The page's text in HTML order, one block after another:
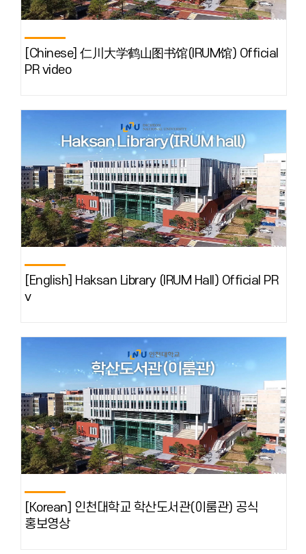
[Chinese] 仁川大学鹤山图书馆(IRUM馆) Official
PR video
[English] Haksan Library (IRUM Hall) Official PR
v
[Korean] 인천대학교 학산도서관(이룸관) 공식
홍보영상